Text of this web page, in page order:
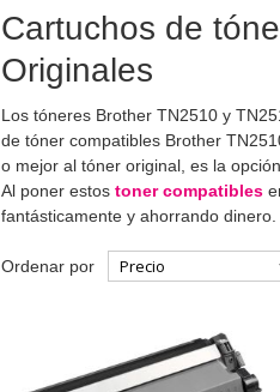
Cartuchos de
Originales
Los tóneres Brother TN2510 y
de tóner compatibles Brother
o mejor al tóner original, es la
Al poner estos toner compatibles
fantásticamente y ahorrando dinero.
Ordenar por